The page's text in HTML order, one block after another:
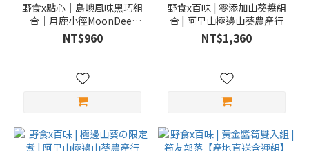
野食x點心｜島嶼風味黑巧組
合｜月鹿小徑MoonDeer
Cacao【產地出貨含運組】
NT$960
野食x百味 | 零添加山葵醬組
合 | 阿里山極邊山葵農產行
NT$1,360